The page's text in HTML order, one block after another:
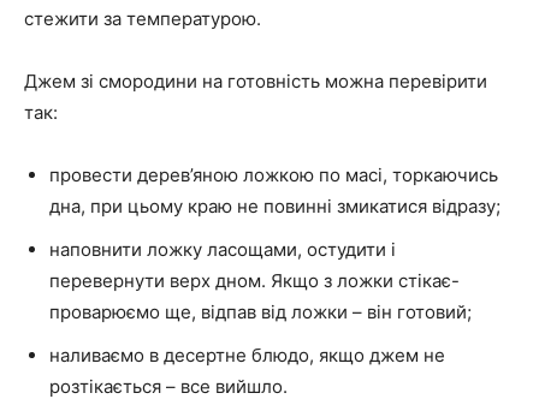
стежити за температурою.
Джем зі смородини на готовність можна перевірити
так:
провести дерев’яною ложкою по масі, торкаючись
дна, при цьому краю не повинні змикатися відразу;
наповнити ложку ласощами, остудити і
перевернути верх дном. Якщо з ложки стікає-
проварюємо ще, відпав від ложки – він готовий;
наливаємо в десертне блюдо, якщо джем не
розтікається – все вийшло.